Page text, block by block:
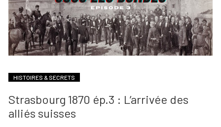
HISTOIRES & SECRETS
Strasbourg 1870 ép.3 : L’arrivée des
alliés suisses